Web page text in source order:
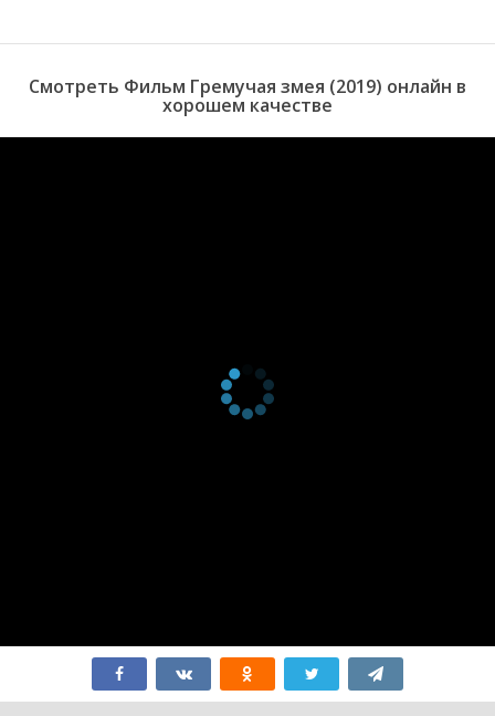
Смотреть Фильм Гремучая змея (2019) онлайн в
хорошем качестве